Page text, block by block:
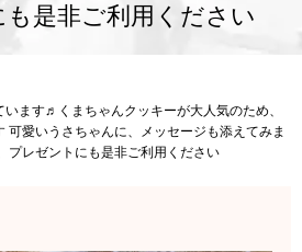
是非ご利用ください
ます♬くまちゃんクッキーが大人気のため、
可愛いうさちゃんに、メッセージも添えてみま
プレゼントにも是非ご利用ください